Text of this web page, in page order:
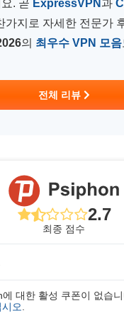
. 곧 ExpressVPN 과
가지로 자세한 전문가
의 최우수 VPN 모음
전체 리뷰
2.7
최종 점수
대한 활성 쿠폰이 없습니
오